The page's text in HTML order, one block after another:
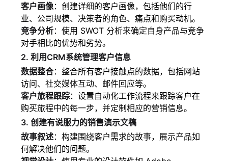
客户画像：创建详细的客户画像，包括他们的行
业、公司规模、决策者的角色、痛点和购买动机。
竞争分析：使用 SWOT 分析来确定自身产品与竞争
对手相比的优势和劣势。
2. 利用CRM系统管理客户信息
数据整合：整合所有客户接触点的数据，包括网站
访问、社交媒体互动、邮件回应等。
客户旅程跟踪：设置自动化工作流程来跟踪客户在
购买旅程中的每一步，并定制相应的营销信息。
3. 创建有说服力的销售演示文稿
故事叙述：构建围绕客户需求的故事，展示产品如
何解决他们的问题。